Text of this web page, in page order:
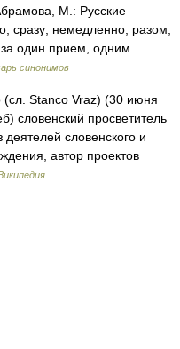
М.: Русские
сразу; немедленно, разом,
один прием, одним
синонимов
Stanco Vraz) (30 июня
словенский просветитель
словенского и
автор проектов